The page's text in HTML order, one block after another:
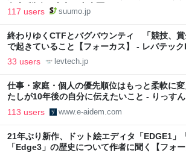
向上”戦略 東京・中央区
117 users suumo.jp
終わりゆくCTFとバグバウンティ 「競技、賞
で起きていること【フォーカス】 - レバテッ
33 users levtech.jp
仕事・家庭・個人の優先順位はもっと柔軟に
たしが10年後の自分に伝えたいこと - りっす
113 users www.e-aidem.com
21年ぶり新作、ドット絵エディタ「EDGE1」
「Edge3」の歴史について作者に聞く【フォ